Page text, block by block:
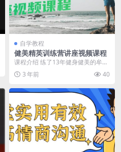
自学教程
健美精英训练营讲座视频课程
课程介绍 练了13年健身健美的牟从
夺得了世界级健美大赛的冠军，牟
丛在健身学院向学...
3 年前 40